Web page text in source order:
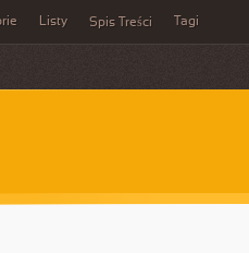
Listy Spis Treści Tagi